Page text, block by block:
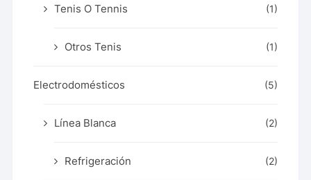
Tenis O Tennis (1)
Otros Tenis (1)
Electrodomésticos (5)
Línea Blanca (2)
Refrigeración (2)